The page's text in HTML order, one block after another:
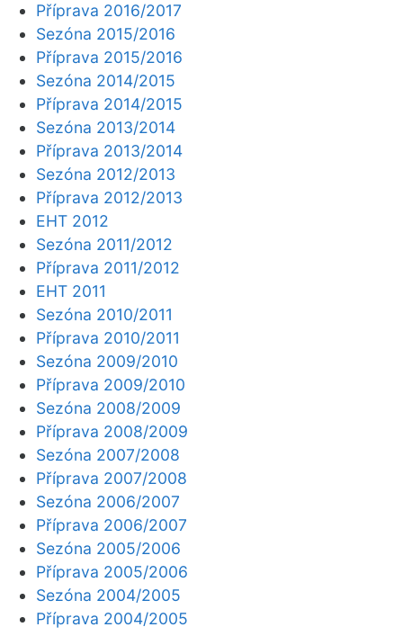
Příprava 2016/2017
Sezóna 2015/2016
Příprava 2015/2016
Sezóna 2014/2015
Příprava 2014/2015
Sezóna 2013/2014
Příprava 2013/2014
Sezóna 2012/2013
Příprava 2012/2013
EHT 2012
Sezóna 2011/2012
Příprava 2011/2012
EHT 2011
Sezóna 2010/2011
Příprava 2010/2011
Sezóna 2009/2010
Příprava 2009/2010
Sezóna 2008/2009
Příprava 2008/2009
Sezóna 2007/2008
Příprava 2007/2008
Sezóna 2006/2007
Příprava 2006/2007
Sezóna 2005/2006
Příprava 2005/2006
Sezóna 2004/2005
Příprava 2004/2005